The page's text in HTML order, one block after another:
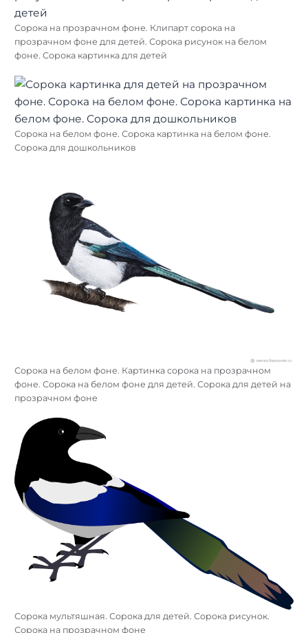
Сорока на прозрачном фоне. Клипарт сорока на
прозрачном фоне для детей. Сорока рисунок на белом
фоне. Сорока картинка для детей
Сорока на белом фоне. Сорока картинка на белом фоне.
Сорока для дошкольников
Сорока на белом фоне. Картинка сорока на прозрачном
фоне. Сорока на белом фоне для детей. Сорока для детей на
прозрачном фоне
Сорока мультяшная. Сорока для детей. Сорока рисунок.
Сорока на прозрачном фоне